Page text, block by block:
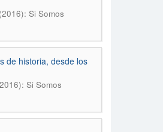
Si Somos
de historia, desde los
Si Somos